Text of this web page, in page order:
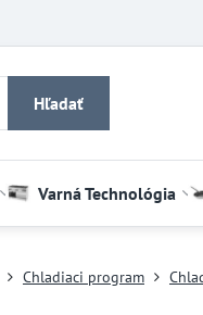
Hľadať
Varná Technológia
Chladiaci program